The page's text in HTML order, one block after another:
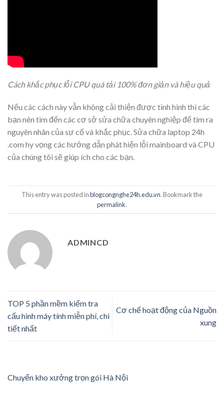
Cách khắc phục lỗi CPU quá tải 100% đơn giản và hiệu quả
Nếu các cách này vẫn không cải thiện được tình hình thì các
bạn nên tìm đến các cơ sở sửa chữa chuyên nghiệp để tìm ra
nguyên nhân của sự cố và khắc phục. Sửa chữa laptop 24h
.com hy vọng các hướng dẫn phát hiện lỗi mainboard và CPU
của chúng tôi sẽ giúp ích cho các bạn.
This entry was posted inblogcongnghe24h.edu.vn. Bookmark the
permalink.
ADMINCD
TOP 5 phần mềm kiểm tra
cấu hình máy tính miễn phí, chi
tiết nhất
Cơ chế hoạt động của Nguồn
xung
Chuyển kho xưởng trọn gói Hà Nội